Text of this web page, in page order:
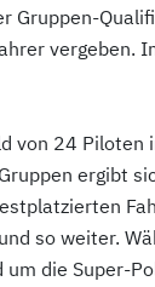
Gruppen-
vergeben.
von 24 Piloten
ergibt
so weiter.
die Super-